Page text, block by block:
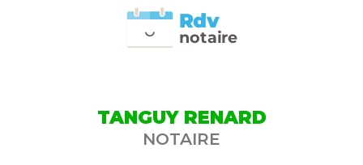
notaire
Rdv
TANGUY RENARD
NOTAIRE